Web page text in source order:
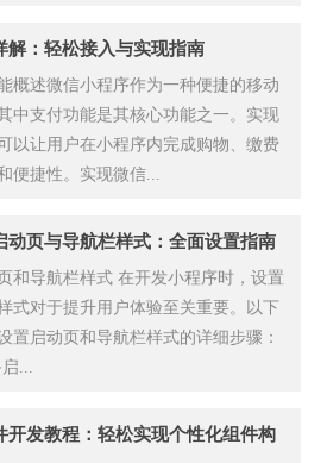
解：轻松接入与实现指南
概述微信小程序作为一种便捷的移动
中支付功能是其核心功能之一。实现
以让用户在小程序内完成购物、缴费
便捷性。实现微信...
动页与导航栏样式：全面设置指南
和导航栏样式 在开发小程序时，设置
式对于提升用户体验至关重要。以下
置启动页和导航栏样式的详细步骤：
...
开发教程：轻松实现个性化组件构